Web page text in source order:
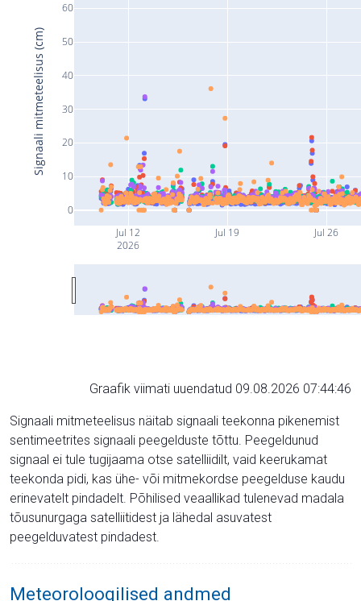
Jul 12
2026
Jul 19 Jul 26
0
10
20
30
40
50
60
Signaali mitmeteelisus (cm)
Graafik viimati uuendatud 09.08.2026 07:44:46
Signaali mitmeteelisus näitab signaali teekonna pikenemist
sentimeetrites signaali peegelduste tõttu. Peegeldunud
signaal ei tule tugijaama otse satelliidilt, vaid keerukamat
teekonda pidi, kas ühe- või mitmekordse peegelduse kaudu
erinevatelt pindadelt. Põhilised veaallikad tulenevad madala
tõusunurgaga satelliitidest ja lähedal asuvatest
peegelduvatest pindadest.
Meteoroloogilised andmed